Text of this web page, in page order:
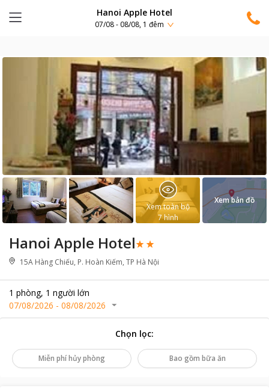
Hanoi Apple Hotel
07/08 - 08/08, 1 đêm
Hanoi Apple Hotel
15A Hàng Chiếu, P. Hoàn Kiếm, TP Hà Nội
1 phòng, 1 người lớn
07/08/2026 - 08/08/2026
Xem toàn bộ
7hình
Xem bản đồ
Chọn lọc:
Miễn phí hủy phòng Bao gồm bữa ăn